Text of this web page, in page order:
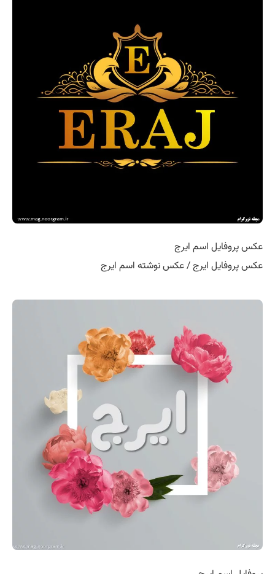
عکس پروفایل اسم ایرج
عکس پروفایل ایرج / عکس نوشته اسم ایرج